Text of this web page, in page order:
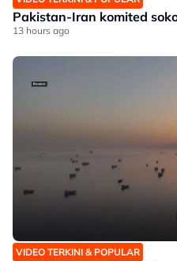
Pakistan-Iran komited
13 hours ago
VIDEO TERKINI & POPULAR